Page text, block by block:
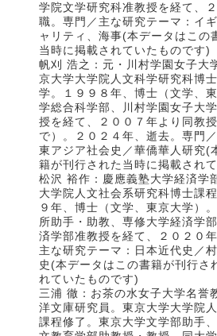
学院文学研究科准教授を経て、
職。専門／主な研究テーマ：イ
ャリティ、海事(本データはこの
当時に掲載されていたものです)
帆刈 浩之：元・川村学園女子大
京大学大学院人文科学研究科博
学。１９９８年、博士（文学、
学総合科学部、川村学園女子大
授を経て、２００７年より同教
で）。２０２４年、逝去。専門
東アジア社会史／華僑華人研究(
籍が刊行された当時に掲載され
松沢 裕作：慶應義塾大学経済学
大学院人文社会系研究科博士課
９年、博士（文学、東京大学）
所助手・助教、専修大学経済学
済学部准教授を経て、２０２０
主な研究テーマ：日本近代史／
史(本データはこの書籍が刊行さ
れていたものです)
三浦 徹：お茶の水女子大学名誉
洋文庫研究員。東京大学大学院
課程修了。東京大学文学部助手